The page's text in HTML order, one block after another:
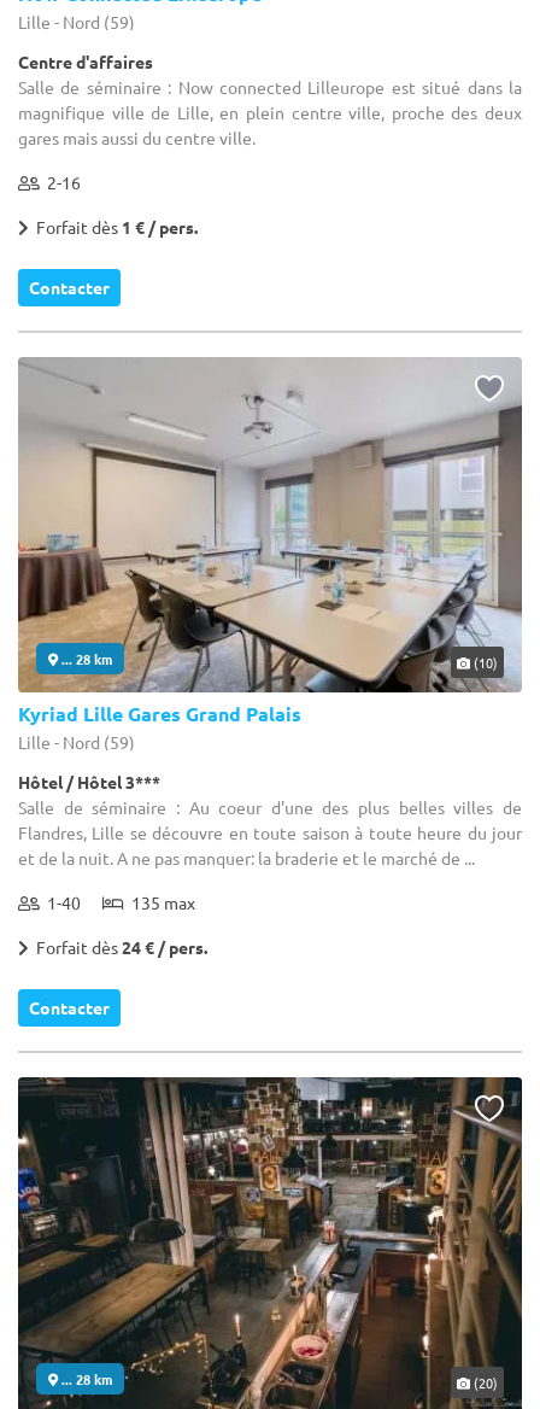
Lille - Nord (59)
Centre d'affaires
Salle de séminaire : Now connected Lilleurope est situé dans la
magnifique ville de Lille, en plein centre ville, proche des deux
gares mais aussi du centre ville.
2-16
Forfait dès 1 € / pers.
Contacter
... 28 km (10)
Kyriad Lille Gares Grand Palais
Lille - Nord (59)
Hôtel / Hôtel 3***
Salle de séminaire : Au coeur d'une des plus belles villes de
Flandres, Lille se découvre en toute saison à toute heure du jour
et de la nuit. A ne pas manquer: la braderie et le marché de ...
1-40 135 max
Forfait dès24 € / pers.
Contacter
... 28 km (20)